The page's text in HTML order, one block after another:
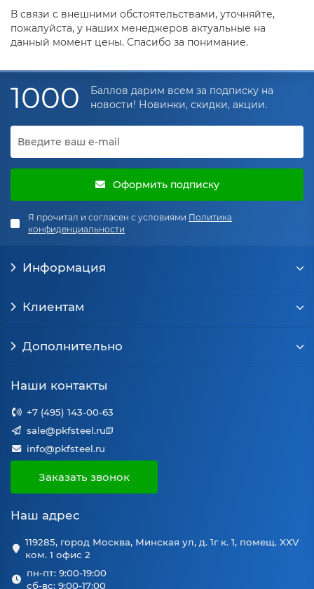
В связи с внешними обстоятельствами, уточняйте,
пожалуйста, у наших менеджеров актуальные на
данный момент цены. Спасибо за понимание.
1000
Баллов дарим всем за подписку на
новости! Новинки, скидки, акции.
Оформить подписку
Я прочитал и согласен с условиями Политика
конфиденциальности
Информация
Клиентам
Дополнительно
Наши контакты
+7 (495) 143-00-63
sale@pkfsteel.ru
info@pkfsteel.ru
Заказать звонок
Наш адрес
119285, город Москва, Минская ул, д. 1г к. 1, помещ. XXV
ком. 1 офис 2
пн-пт: 9:00-19:00
сб-вс: 9:00-17:00